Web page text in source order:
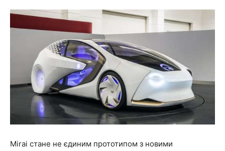
Mirai стане не єдиним прототипом з новими